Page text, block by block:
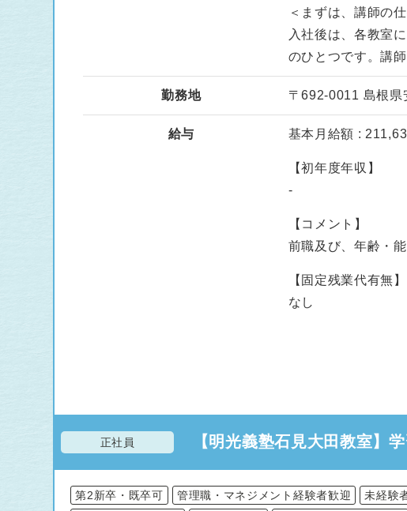
＜まずは、講師の
入社後は、各教室
のひとつです。講
勤務地 〒692-0011 島根
給与 基本月給額 :
【初年度年収】
-
【コメント】
前職及び、年齢・
【固定残業代有無】
なし
正社員 【明光義塾石見大田教室】
第2新卒・既卒可 管理職・マネジメント経験者歓迎 未経験